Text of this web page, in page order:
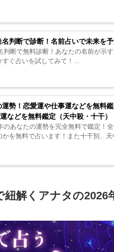
判断で診断！名前占いで未来を予
判断で無料診断！あなたの名前が示
ぐ占いを試してみて！...
勢！恋愛運や仕事運などを無料
などを無料鑑定（天中殺・十干）
のあなたの運勢を完全無料で鑑定！
かを無料で占います！また十干別、
紐解くアナタの2026